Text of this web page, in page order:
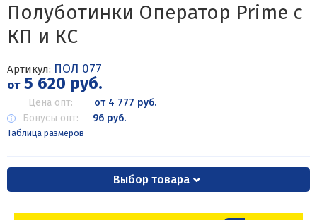
Полуботинки Оператор Prime с
КП и КС
Артикул: ПОЛ 077
от5 620 руб.
Цена опт:
от 4 777 руб.
Бонусы опт:
96 руб.
Таблица размеров
Выбор товара